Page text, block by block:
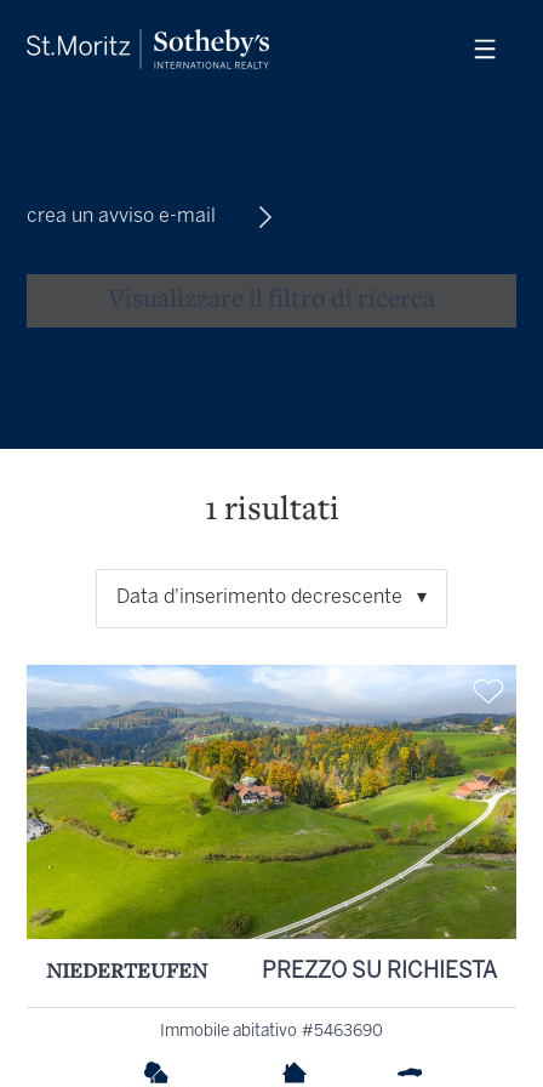
crea un avviso e-mail
1 risultati
Data d'inserimento decrescente
NIEDERTEUFEN PREZZO SU RICHIESTA
Immobile abitativo #5463690